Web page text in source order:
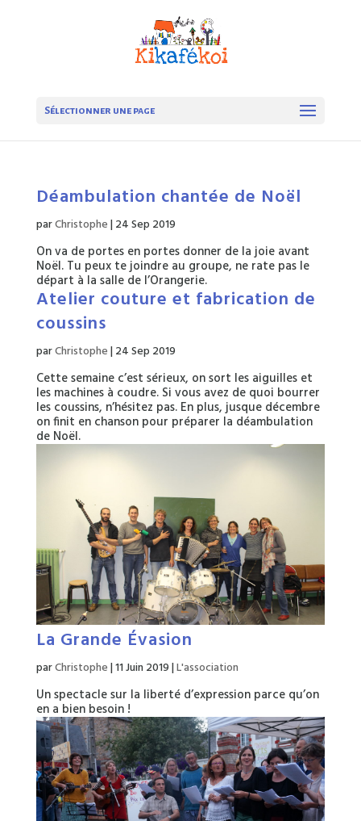
Sélectionner une page
Déambulation chantée de Noël
parChristophe|24 Sep 2019
On va de portes en portes donner de la joie avant
Noël. Tu peux te joindre au groupe, ne rate pas le
départ à la salle de l’Orangerie.
Atelier couture et fabrication de
coussins
parChristophe|24 Sep 2019
Cette semaine c’est sérieux, on sort les aiguilles et
les machines à coudre. Si vous avez de quoi bourrer
les coussins, n’hésitez pas. En plus, jusque décembre
on finit en chanson pour préparer la déambulation
de Noël.
La Grande Évasion
parChristophe|11 Juin 2019|L'association
Un spectacle sur la liberté d’expression parce qu’on
en a bien besoin !